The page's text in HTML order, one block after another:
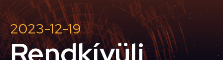
2023-12-19